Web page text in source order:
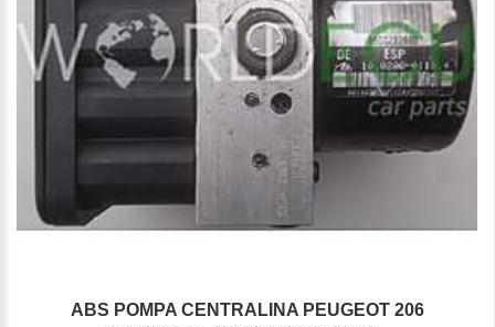
ABS POMPA CENTRALINA PEUGEOT 206